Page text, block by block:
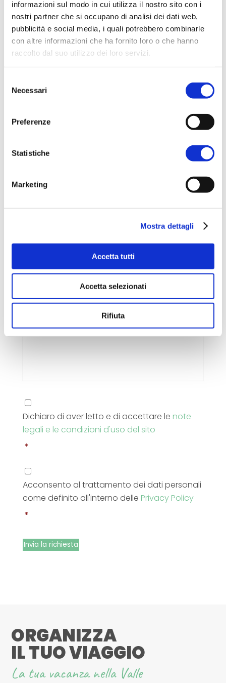
informazioni sul modo in cui utilizza il nostro sito con i
nostri partner che si occupano di analisi dei dati web,
pubblicità e social media, i quali potrebbero combinarle
con altre informazioni che ha fornito loro o che hanno
raccolto dal suo utilizzo dei loro servizi.
delNecessari
Preferenze
Statistiche
Marketing
Mostra dettagli
Accetta tutti
Accetta selezionati
Rifiuta
In caso di annullamento
Richiedi una
Cognome
Email *
Per quando vorresti prenotare questa
Condizioni
d'uso
Dichiaro di aver letto e di accettare le note
legali e le condizioni d'uso del sito
*
Consenso
al
trattamento
dei
personali
Acconsento al trattamento dei dati personali
come definito all'interno delle Privacy Policy
*
Invia la richiesta
ORGANIZZA
IL TUO VIAGGIO
La tua vacanza nella Valle